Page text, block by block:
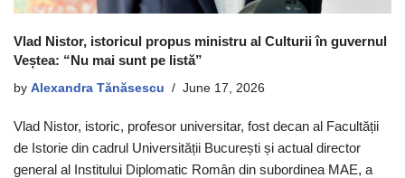
Vlad Nistor, istoricul propus ministru al Culturii în guvernul
Veștea: “Nu mai sunt pe listă”
by Alexandra Tănăsescu June 17, 2026
Vlad Nistor, istoric, profesor universitar, fost decan al Facultății
de Istorie din cadrul Universității București și actual director
general al Institului Diplomatic Român din subordinea MAE, a